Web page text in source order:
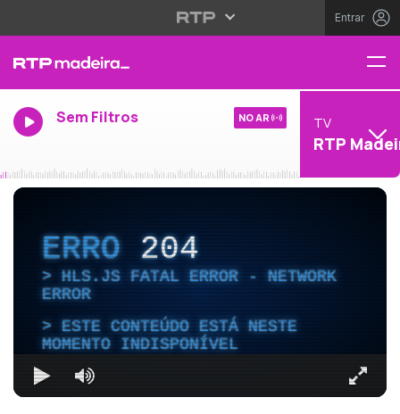
Entrar
Sem Filtros NO AR TV
RTP
ERRO204
HLS.JS FATAL ERROR - NETWORK
ERROR
ESTE CONTEÚDO ESTÁ NESTE
MOMENTO INDISPONÍVEL